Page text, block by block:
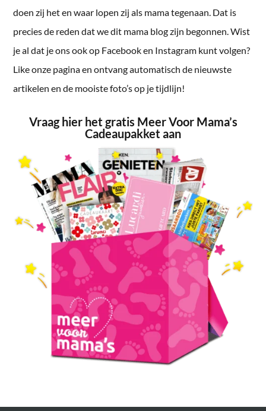
doen zij het en waar lopen zij als mama tegenaan. Dat is
precies de reden dat we dit mama blog zijn begonnen. Wist
je al dat je ons ook op Facebook en Instagram kunt volgen?
Like onze pagina en ontvang automatisch de nieuwste
artikelen en de mooiste foto’s op je tijdlijn!
Vraag hier het gratis Meer Voor Mama’s
Cadeaupakket aan